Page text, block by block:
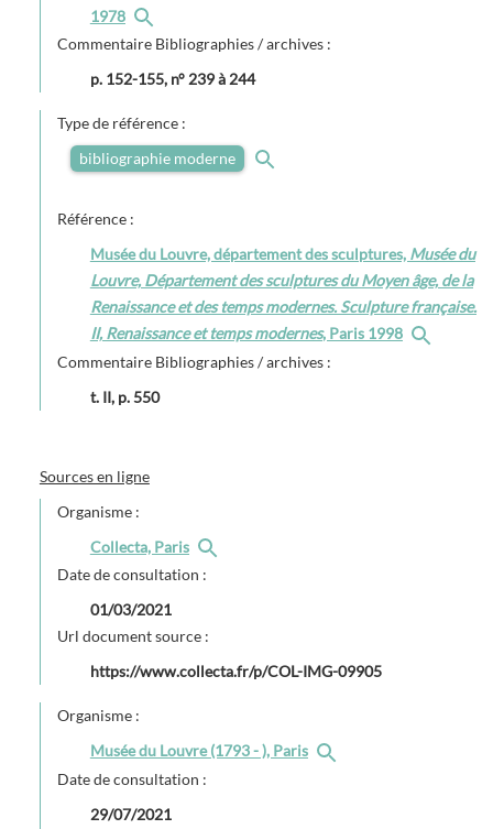
1978
Commentaire Bibliographies / archives :
p. 152-155, n° 239 à 244
Type de référence :
bibliographie moderne
Référence :
Musée du Louvre, département des sculptures, Musée du
Louvre, Département des sculptures du Moyen âge, de la
Renaissance et des temps modernes. Sculpture française.
II, Renaissance et temps modernes, Paris 1998
Commentaire Bibliographies / archives :
t. II, p. 550
Sources en ligne
Organisme :
Collecta, Paris
Date de consultation :
01/03/2021
Url document source :
https://www.collecta.fr/p/COL-IMG-09905
Organisme :
Musée du Louvre (1793 - ), Paris
Date de consultation :
29/07/2021